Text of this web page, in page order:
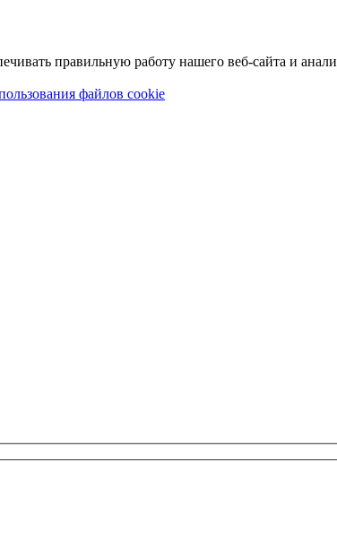
правильную работу нашего веб-сайта и
файлов cookie